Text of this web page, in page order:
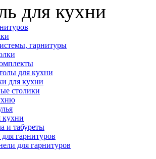
для кухни
гарнитуры
для кухни
для кухни
столики
кухни
и табуреты
гарнитуров
для гарнитуров